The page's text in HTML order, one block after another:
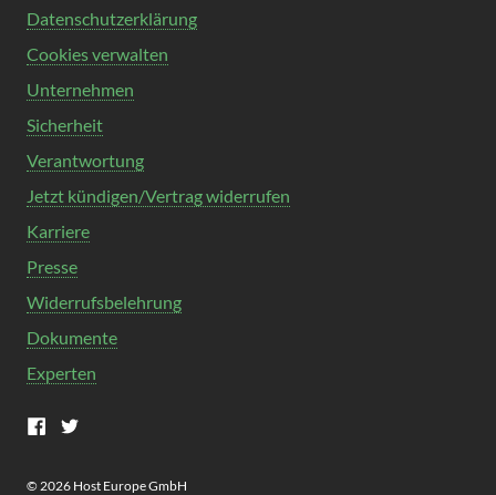
Datenschutzerklärung
Cookies verwalten
Unternehmen
Sicherheit
Verantwortung
Jetzt kündigen/Vertrag widerrufen
Karriere
Presse
Widerrufsbelehrung
Dokumente
Experten
facebook
© 2026 Host Europe GmbH